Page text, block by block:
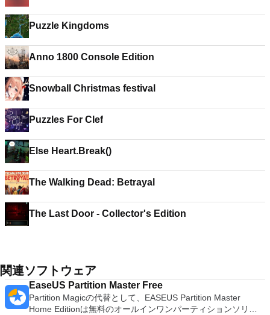
Puzzle Kingdoms
Anno 1800 Console Edition
Snowball Christmas festival
Puzzles For Clef
Else Heart.Break()
The Walking Dead: Betrayal
The Last Door - Collector's Edition
関連ソフトウェア
EaseUS Partition Master Free
Partition Magicの代替として、EASEUS Partition Master
Home Editionは無料のオールインワンパーティションソリュ